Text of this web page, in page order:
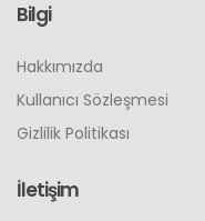
Gizlilik Politikası
İletişim
Bize Ulaşın